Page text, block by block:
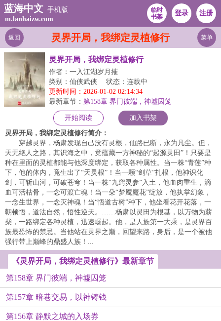
蓝海中文 手机版
m.lanhaizw.com
临时
书架
登录 注册
灵界开局，我绑定灵植修行
返回 菜单
灵界开局，我绑定灵植修行
作者：一入江湖岁月摧
类别：仙侠武侠
状态：连载中
更新时间：2026-01-02 02:14:34
最新章节： 第158章 界门彼端，神墟囚笼
开始阅读 加入书架
灵界开局，我绑定灵植修行简介：
穿越灵界，杨肃发现自己没有灵根，仙路已断，永为凡尘。但，
天无绝人之路，其识海之中，竟蕴藏一方神秘的“起源灵田”！只要是
种在里面的灵植都能与他深度绑定，获取各种属性。当一株“青莲”种
下，他的体内，竟生出了“天灵根”！当一颗“剑草”扎根，他神识化
剑，可斩山河，可破苍穹！当一株“九窍灵参”入土，他血肉重生，滴
血可活枯骨，一念可渡亡魂！当一朵“梦魇魔花”绽放，他执掌幻象，
一念生世界，一念灭神魂！当“悟道古树”种下，他坐看花开花落，一
朝顿悟，道法自然，悟性逆天。……杨肃以灵田为根基，以万物为薪
柴，一路绑定各种灵植，迅速崛起。他，是人族第一大乘，是灵界百
族最恐怖的禁忌。当他站在灵界之巅，回望来路，身后，是一个被他
强行带上巅峰的鼎盛人族！...
《灵界开局，我绑定灵植修行》最新章节
第158章 界门彼端，神墟囚笼
第157章 暗巷交易，以神铸钱
第156章 静默之城的入场券